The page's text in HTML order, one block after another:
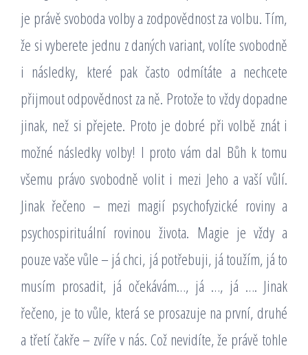
je právě svoboda volby a zodpovědnost za volbu. Tím,
že si vyberete jednu z daných variant, volíte svobodně
i následky, které pak často odmítáte a nechcete
přijmout odpovědnost za ně. Protože to vždy dopadne
jinak, než si přejete. Proto je dobré při volbě znát i
možné následky volby! I proto vám dal Bůh k tomu
všemu právo svobodně volit i mezi Jeho a vaší vůlí.
Jinak řečeno – mezi magií psychofyzické roviny a
psychospirituální rovinou života. Magie je vždy a
pouze vaše vůle – já chci, já potřebuji, já toužím, já to
musím prosadit, já očekávám…, já …, já …. Jinak
řečeno, je to vůle, která se prosazuje na první, druhé
a třetí čakře – zvíře v nás. Což nevidíte, že právě tohle